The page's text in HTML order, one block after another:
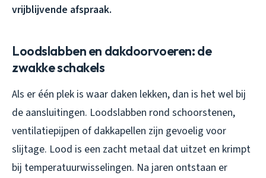
vrijblijvende afspraak.
Loodslabben en dakdoorvoeren: de
zwakke schakels
Als er één plek is waar daken lekken, dan is het wel bij
de aansluitingen. Loodslabben rond schoorstenen,
ventilatiepijpen of dakkapellen zijn gevoelig voor
slijtage. Lood is een zacht metaal dat uitzet en krimpt
bij temperatuurwisselingen. Na jaren ontstaan er